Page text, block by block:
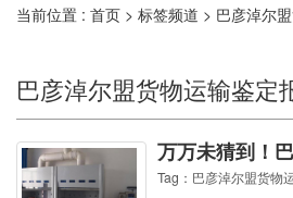
当前位置 : 首页 > 标签频道 > 巴彦淖尔
巴彦淖尔盟货物运输鉴定
Tag：巴彦淖尔盟货物